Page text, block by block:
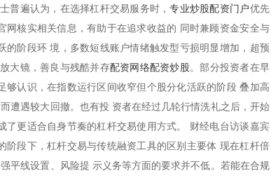
普遍认为，在选择杠杆交易服务时，专业炒股配资门户优先
网核实相关信息，有助于在追求收益的 同时兼顾资金安全与
阶段环 境，多数短线账户情绪触发型亏损明显增加，超预
大镜，善良与残酷并存配资网络配资炒股。部分投资者在早
认识，在指数运行区间收窄但个股分化活跃的阶段 叠加高
遭遇较大回撤。也有投 资者在经过几轮行情洗礼之后，开始
了更适合自身节奏的杠杆交易使用方式。 财经电台访谈嘉宾
段下，杠杆交易与传统融资工具的区别主要体 现在杠杆倍
平线设置、风险提 示义务等方面的要求并不低。若能在合规